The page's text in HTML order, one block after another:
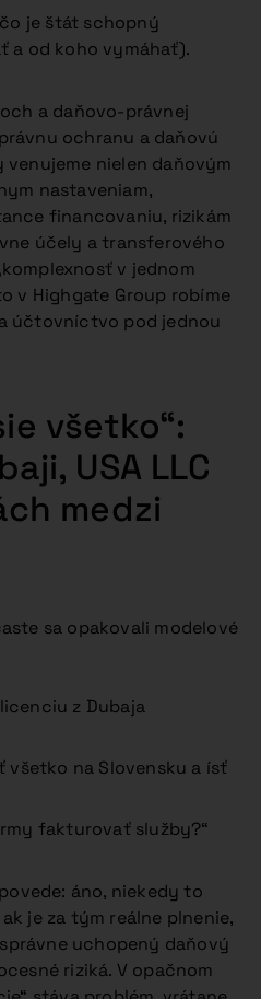
je štát schopný
a od koho vymáhať).
a daňovo-právnej
ochranu a daňovú
nielen daňovým
nastaveniam,
financovaniu, rizikám
účely a transferového
v jednom
v Highgate Group robíme
účtovníctvo pod jednou
všetko“:
USA LLC
medzi
sa opakovali modelové
z Dubaja
všetko na Slovensku a ísť
fakturovať služby?“
áno, niekedy to
je za tým reálne plnenie,
uchopený daňový
riziká. V opačnom